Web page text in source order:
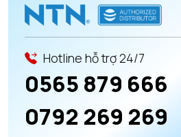
Hotline hỗ trợ 24/7
0565 879 666
0792 269 269